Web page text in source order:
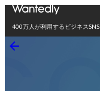
400万人が利用するビジネスSNS